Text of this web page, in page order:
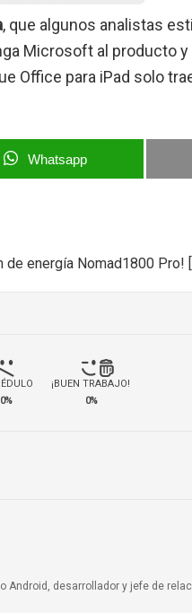
, que algunos analistas
Microsoft al producto
Office para iPad solo
Whatsapp
energía Nomad1800 Pro! [
0%
¡BUEN TRABAJO!
0%
Android, desarrollador y jefe de